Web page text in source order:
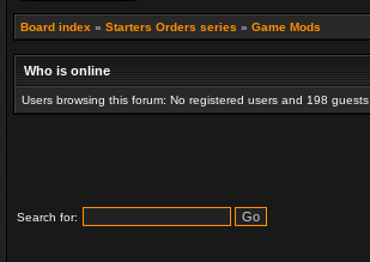
Board index » Starters Orders series » Game Mods
Who is online
Users browsing this forum: No registered users and 198 guests
Search for: